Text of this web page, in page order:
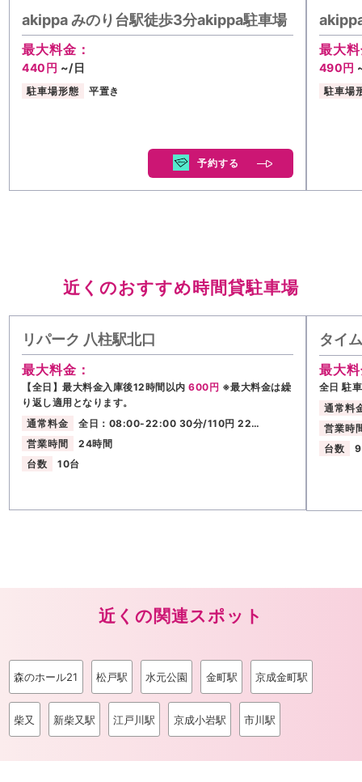
akippa みのり台駅徒歩3分akippa駐車場
最大料金：
440円 ~/日
駐車場形態 平置き
予約する
最大
490円
駐車場
近くのおすすめ時間貸駐車場
リパーク 八柱駅北口
最大料金：
【全日】最大料金入庫後12時間以内600円 ※最大料金は繰
り返し適用となります。
通常料金
全日：08:00-22:00 30分/110円 22…
営業時間
24時間
台数
10台
タイ
最大
全日 駐
通常料
営業時
台数
近くの関連スポット
森のホール21 松戸駅 水元公園 金町駅 京成金町駅
柴又 新柴又駅 江戸川駅 京成小岩駅 市川駅